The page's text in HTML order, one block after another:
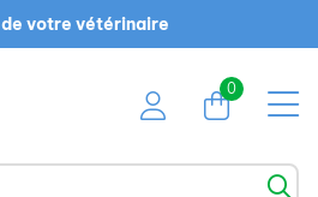
votre vétérinaire
0